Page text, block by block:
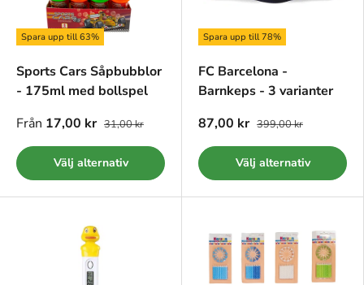
Spara upp till 63%
Sports Cars Såpbubblor
- 175ml med bollspel
Från 17,00 kr 31,00 kr
Välj alternativ
Spara upp till 78%
FC Barcelona -
Barnkeps - 3 varianter
87,00 kr 399,00 kr
Välj alternativ